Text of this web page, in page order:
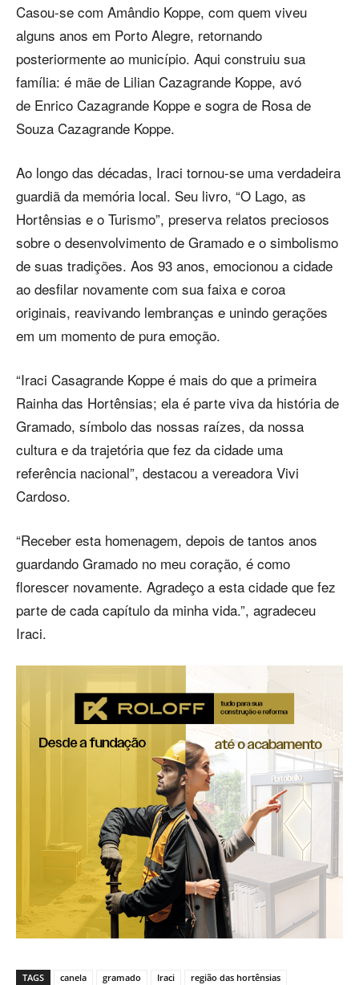
Casou-se com Amândio Koppe, com quem viveu
alguns anos em Porto Alegre, retornando
posteriormente ao município. Aqui construiu sua
família: é mãe de Lilian Cazagrande Koppe, avó
de Enrico Cazagrande Koppe e sogra de Rosa de
Souza Cazagrande Koppe.
Ao longo das décadas, Iraci tornou-se uma verdadeira
guardiã da memória local. Seu livro, “O Lago, as
Hortênsias e o Turismo”, preserva relatos preciosos
sobre o desenvolvimento de Gramado e o simbolismo
de suas tradições. Aos 93 anos, emocionou a cidade
ao desfilar novamente com sua faixa e coroa
originais, reavivando lembranças e unindo gerações
em um momento de pura emoção.
“Iraci Casagrande Koppe é mais do que a primeira
Rainha das Hortênsias; ela é parte viva da história de
Gramado, símbolo das nossas raízes, da nossa
cultura e da trajetória que fez da cidade uma
referência nacional”, destacou a vereadora Vivi
Cardoso.
“Receber esta homenagem, depois de tantos anos
guardando Gramado no meu coração, é como
florescer novamente. Agradeço a esta cidade que fez
parte de cada capítulo da minha vida.”, agradeceu
Iraci.
TAGS canela gramado Iraci região das hortênsias